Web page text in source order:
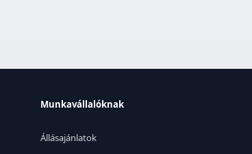
Munkavállalóknak
Állásajánlatok